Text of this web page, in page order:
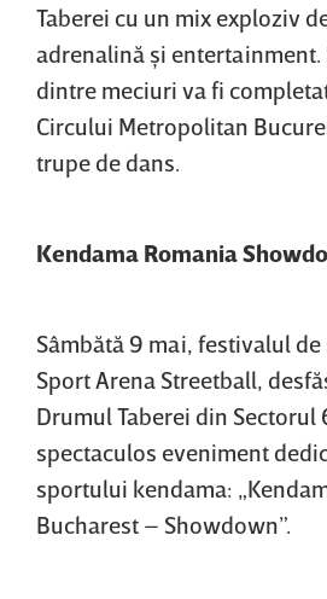
Taberei cu un mix exploziv
adrenalină şi entertainment.
dintre meciuri va fi
Circului Metropolitan
trupe de dans.
Kendama Romania
Sâmbătă 9 mai, festivalul de
Sport Arena Streetball,
Drumul Taberei din Sectorul
spectaculos eveniment
sportului kendama:
Bucharest – Showdown”.